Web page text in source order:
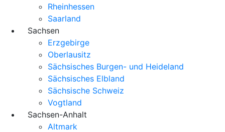
Rheinhessen
Saarland
Sachsen
Erzgebirge
Oberlausitz
Sächsisches Burgen- und Heideland
Sächsisches Elbland
Sächsische Schweiz
Vogtland
Sachsen-Anhalt
Altmark